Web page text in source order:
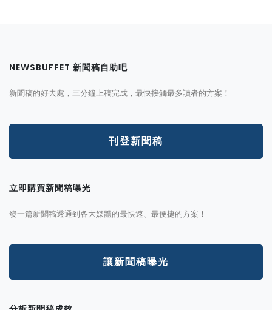
NEWSBUFFET 新聞稿自助吧
新聞稿的好去處，三分鐘上稿完成，最快接觸最多讀者的方案！
刊登新聞稿
立即購買新聞稿曝光
發一篇新聞稿透通到各大媒體的最快速、最便捷的方案！
讓新聞稿曝光